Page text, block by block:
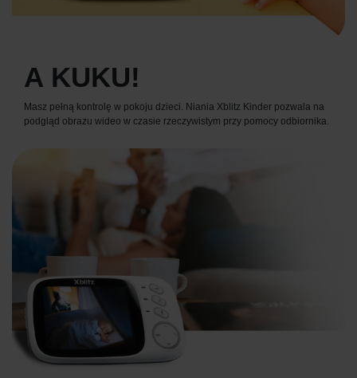
A KUKU!
Masz pełną kontrolę w pokoju dzieci. Niania Xblitz Kinder pozwala na
podgląd obrazu wideo w czasie rzeczywistym przy pomocy odbiornika.